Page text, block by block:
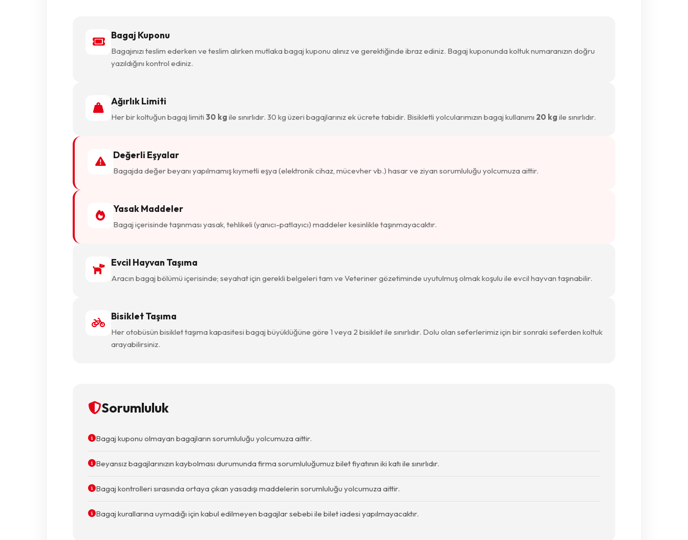
Bagaj Kuponu
Bagajınızı teslim ederken ve teslim alırken mutlaka bagaj kuponu alınız ve gerektiğinde ibraz ediniz. Bagaj kuponunda koltuk numaranızın doğru
yazıldığını kontrol ediniz.
Ağırlık Limiti
Her bir koltuğun bagaj limiti 30 kg ile sınırlıdır. 30 kg üzeri bagajlarınız ek ücrete tabidir. Bisikletli yolcularımızın bagaj kullanımı 20 kg ile sınırlıdır.
Değerli Eşyalar
Bagajda değer beyanı yapılmamış kıymetli eşya (elektronik cihaz, mücevher vb.) hasar ve ziyan sorumluluğu yolcumuza aittir.
Yasak Maddeler
Bagaj içerisinde taşınması yasak, tehlikeli (yanıcı-patlayıcı) maddeler kesinlikle taşınmayacaktır.
Evcil Hayvan Taşıma
Aracın bagaj bölümü içerisinde; seyahat için gerekli belgeleri tam ve Veteriner gözetiminde uyutulmuş olmak koşulu ile evcil hayvan taşınabilir.
Bisiklet Taşıma
Her otobüsün bisiklet taşıma kapasitesi bagaj büyüklüğüne göre 1 veya 2 bisiklet ile sınırlıdır. Dolu olan seferlerimiz için bir sonraki seferden koltuk
arayabilirsiniz.
Sorumluluk
Bagaj kuponu olmayan bagajların sorumluluğu yolcumuza aittir.
Beyansız bagajlarınızın kaybolması durumunda firma sorumluluğumuz bilet fiyatının iki katı ile sınırlıdır.
Bagaj kontrolleri sırasında ortaya çıkan yasadışı maddelerin sorumluluğu yolcumuza aittir.
Bagaj kurallarına uymadığı için kabul edilmeyen bagajlar sebebi ile bilet iadesi yapılmayacaktır.